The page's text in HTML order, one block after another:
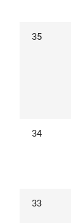
35
34
33